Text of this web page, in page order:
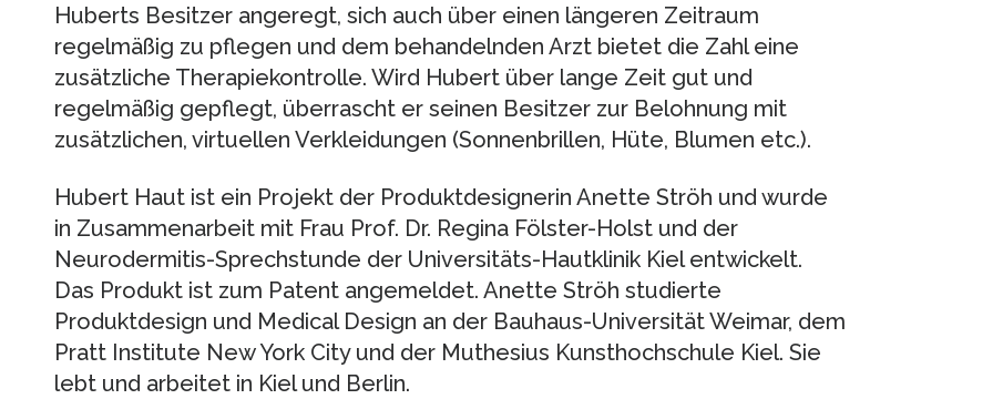
Huberts Besitzer angeregt, sich auch über einen längeren Zeitraum
regelmäßig zu pflegen und dem behandelnden Arzt bietet die Zahl eine
zusätzliche Therapiekontrolle. Wird Hubert über lange Zeit gut und
regelmäßig gepflegt, überrascht er seinen Besitzer zur Belohnung mit
zusätzlichen, virtuellen Verkleidungen (Sonnenbrillen, Hüte, Blumen etc.).
Hubert Haut ist ein Projekt der Produktdesignerin Anette Ströh und wurde
in Zusammenarbeit mit Frau Prof. Dr. Regina Fölster-Holst und der
Neurodermitis-Sprechstunde der Universitäts-Hautklinik Kiel entwickelt.
Das Produkt ist zum Patent angemeldet. Anette Ströh studierte
Produktdesign und Medical Design an der Bauhaus-Universität Weimar, dem
Pratt Institute New York City und der Muthesius Kunsthochschule Kiel. Sie
lebt und arbeitet in Kiel und Berlin.